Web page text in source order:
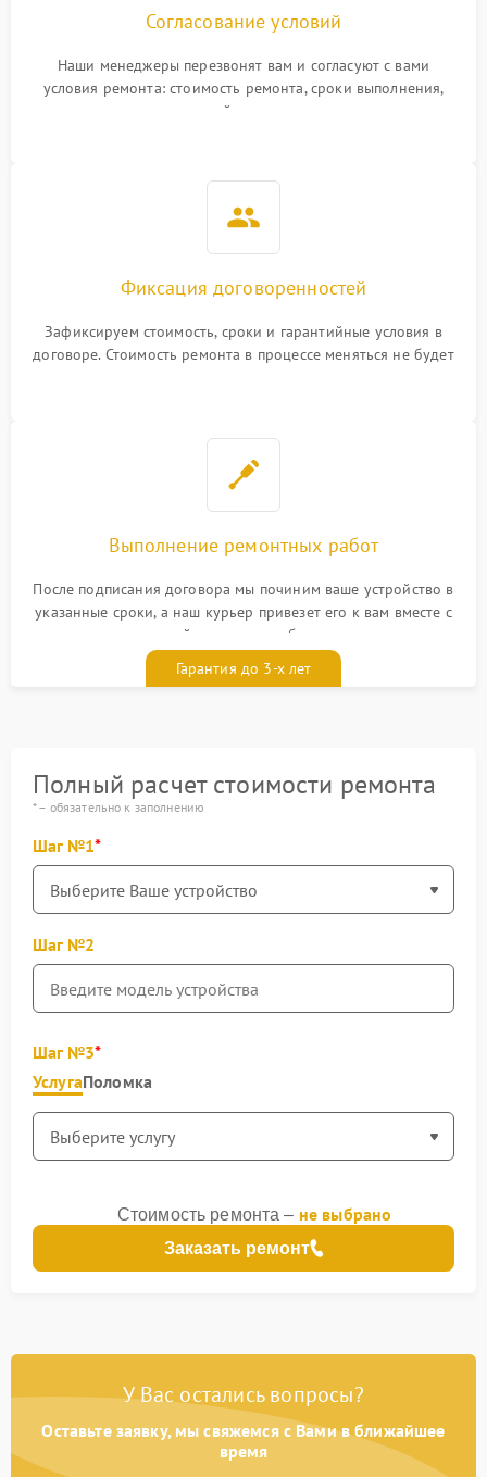
Согласование условий
Наши менеджеры перезвонят вам и согласуют с вами
условия ремонта: стоимость ремонта, сроки выполнения,
гарантийные условия
Фиксация договоренностей
Зафиксируем стоимость, сроки и гарантийные условия в
договоре. Стоимость ремонта в процессе меняться не будет
Выполнение ремонтных работ
После подписания договора мы починим ваше устройство в
указанные сроки, а наш курьер привезет его к вам вместе с
гарантийным талоном бесплатно
Гарантия до 3-х лет
Полный расчет стоимости ремонта
* – обязательно к заполнению
Шаг №1
Шаг №2
Шаг №3
УслугаПоломка
Заказать ремонт
Стоимость ремонта – не выбрано
У Вас остались вопросы?
Оставьте заявку, мы свяжемся с Вами в ближайшее
время